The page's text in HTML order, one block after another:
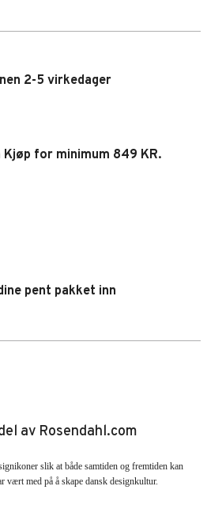
2-5 virkedager
for minimum 849 KR.
pent pakket inn
av Rosendahl.com
slik at både samtiden og fremtiden kan
vært med på å skape dansk designkultur.